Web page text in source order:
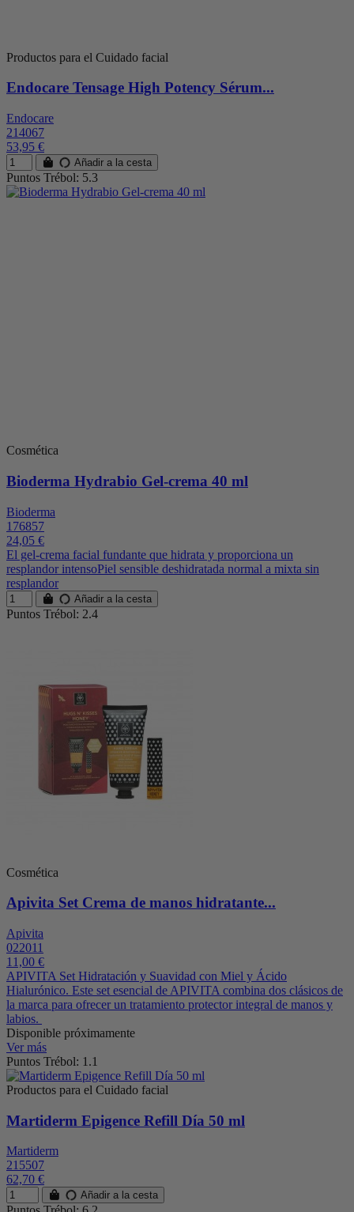
Productos para el Cuidado facial
Endocare Tensage High Potency Sérum...
Endocare
214067
53,95 €
Añadir a la cesta
Puntos Trébol: 5.3
Cosmética
Bioderma Hydrabio Gel-crema 40 ml
Bioderma
176857
24,05 €
El gel-crema facial fundante que hidrata y proporciona un
resplandor intensoPiel sensible deshidratada normal a mixta sin
resplandor
Añadir a la cesta
Puntos Trébol: 2.4
Cosmética
Apivita Set Crema de manos hidratante...
Apivita
022011
11,00 €
APIVITA Set Hidratación y Suavidad con Miel y Ácido
Hialurónico. Este set esencial de APIVITA combina dos clásicos de
la marca para ofrecer un tratamiento protector integral de manos y
labios.
Disponible próximamente
Ver más
Puntos Trébol: 1.1
Productos para el Cuidado facial
Martiderm Epigence Refill Día 50 ml
Martiderm
215507
62,70 €
Añadir a la cesta